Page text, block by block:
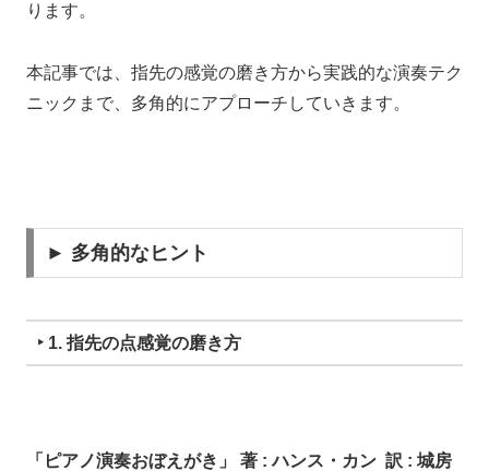
ります。
本記事では、指先の感覚の磨き方から実践的な演奏テク
ニックまで、多角的にアプローチしていきます。
► 多角的なヒント
‣ 1. 指先の点感覚の磨き方
「ピアノ演奏おぼえがき」 著 : ハンス・カン 訳 : 城房